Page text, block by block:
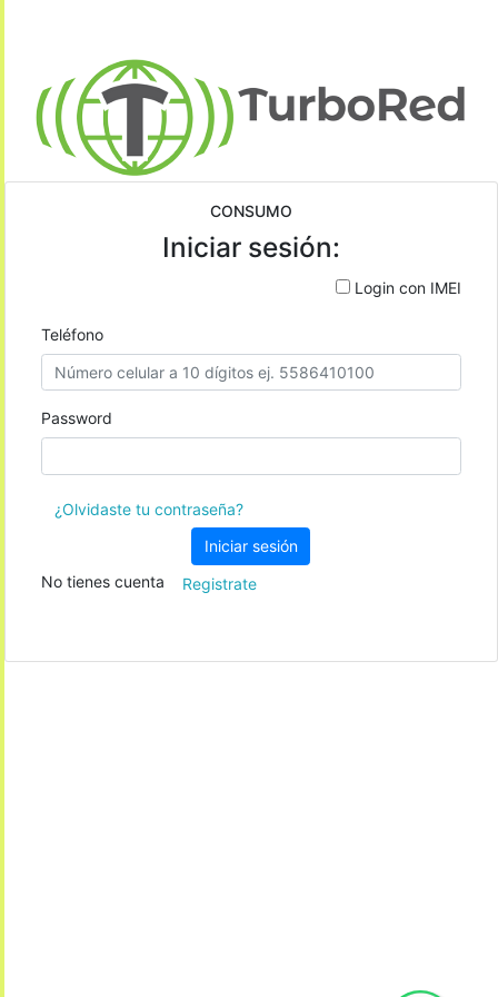
CONSUMO
Iniciar sesión:
Login con IMEI
Teléfono
Password
¿Olvidaste tu contraseña?
Iniciar sesión
No tienes cuenta
Registrate